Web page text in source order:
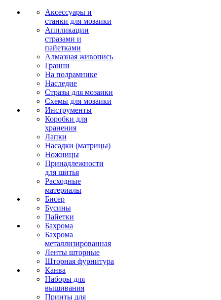
Аксессуары и
станки для мозаики
Аппликации
стразами и
пайетками
Алмазная живопись
Гранни
На подрамнике
Наследие
Стразы для мозаики
Схемы для мозаики
Инструменты
Коробки для
хранения
Лапки
Насадки (матрицы)
Ножницы
Принадлежности
для шитья
Расходные
материалы
Бисер
Бусины
Пайетки
Бахрома
Бахрома
металлизированная
Ленты шторные
Шторная фурнитура
Канва
Наборы для
вышивания
Принты для